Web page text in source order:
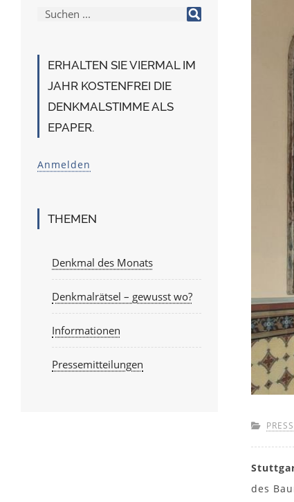
ERHALTEN SIE VIERMAL IM
JAHR KOSTENFREI DIE
DENKMALSTIMME ALS
EPAPER.
Anmelden
THEMEN
Denkmal des Monats
Denkmalrätsel – gewusst wo?
Informationen
Pressemitteilungen
des